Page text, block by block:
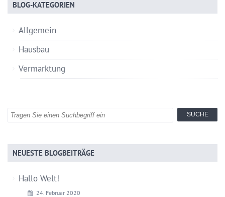
BLOG-KATEGORIEN
Allgemein
Hausbau
Vermarktung
NEUESTE BLOGBEITRÄGE
Hallo Welt!
24. Februar 2020